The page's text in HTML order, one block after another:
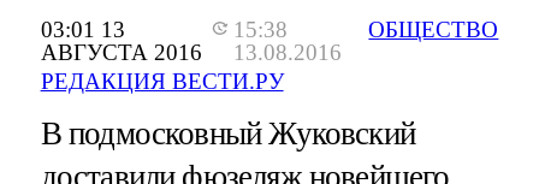
03:01 13
АВГУСТА 2016
15:38
13.08.2016
РЕДАКЦИЯ ВЕСТИ.РУ
ОБЩЕСТВО
В подмосковный Жуковский